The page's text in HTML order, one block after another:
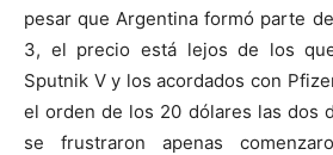
pesar que Argentina formó parte
3, el precio está lejos de los
Sputnik V y los acordados con
el orden de los 20 dólares las dos
se frustraron apenas